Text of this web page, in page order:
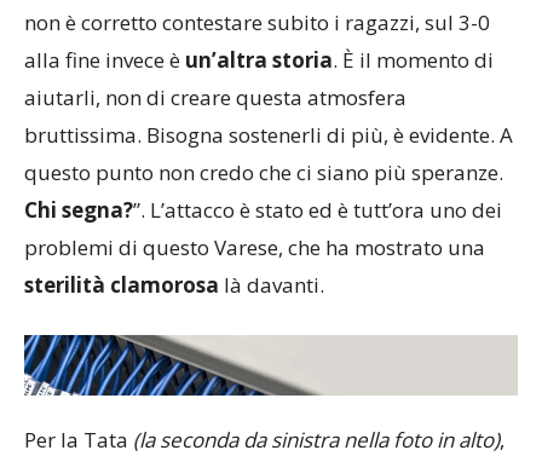
non è corretto contestare subito i ragazzi, sul 3-0
alla fine invece è un’altra storia. È il momento di
aiutarli, non di creare questa atmosfera
bruttissima. Bisogna sostenerli di più, è evidente. A
questo punto non credo che ci siano più speranze.
Chi segna?”. L’attacco è stato ed è tutt’ora uno dei
problemi di questo Varese, che ha mostrato una
sterilità clamorosa là davanti.
Per la Tata (la seconda da sinistra nella foto in alto),